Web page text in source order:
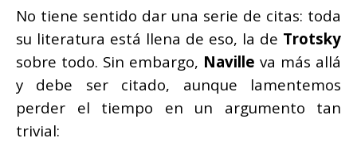
No tiene sentido dar una serie de citas: toda
su literatura está llena de eso, la de Trotsky
sobre todo. Sin embargo, Naville va más allá
y debe ser citado, aunque lamentemos
perder el tiempo en un argumento tan
trivial: